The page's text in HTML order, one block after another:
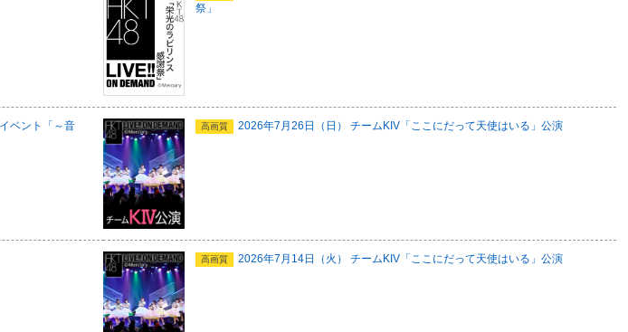
祭」
ベント「～音
高画質 2026年7月26日（日） チームKIV「ここにだって天使はいる」公演
高画質 2026年7月14日（火） チームKIV「ここにだって天使はいる」公演